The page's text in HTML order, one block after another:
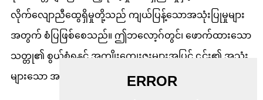
လိုက်လျောညီထွေရှိမှုတို့သည် ကျယ်ပြန့်သောအသုံးပြုမှုများ
အတွက် စံပြဖြစ်စေသည်။ ဤဘလော့ဂ်တွင်၊ ဖောက်ထားသော
သတ္တု၏ စွယ်စုံရနှင့် အကျိုးကျေးဇူးများအပြင် ၎င်း၏ အသုံး
များသော အပလီကေးရှင်းအချို့ကို လေ့လာပါမည်။